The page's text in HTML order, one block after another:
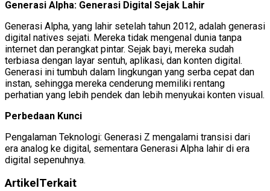
Generasi Alpha: Generasi Digital Sejak Lahir
Generasi Alpha, yang lahir setelah tahun 2012, adalah generasi
digital natives sejati. Mereka tidak mengenal dunia tanpa
internet dan perangkat pintar. Sejak bayi, mereka sudah
terbiasa dengan layar sentuh, aplikasi, dan konten digital.
Generasi ini tumbuh dalam lingkungan yang serba cepat dan
instan, sehingga mereka cenderung memiliki rentang
perhatian yang lebih pendek dan lebih menyukai konten visual.
Perbedaan Kunci
Pengalaman Teknologi: Generasi Z mengalami transisi dari
era analog ke digital, sementara Generasi Alpha lahir di era
digital sepenuhnya.
Artikel Terkait